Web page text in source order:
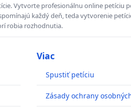
Vytvorte profesionálnu online petíciu
každý deň, teda vytvorenie
robia rozhodnutia.
Viac
Spustiť petíciu
Zásady ochrany